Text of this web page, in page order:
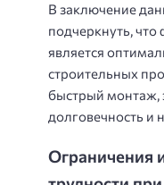
В заключение
подчеркнуть,
является
строительных
быстрый монтаж,
долговечность и
Ограничения